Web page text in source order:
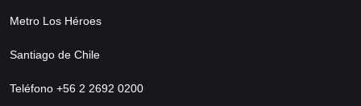
Metro Los Héroes
Santiago de Chile
Teléfono +56 2 2692 0200